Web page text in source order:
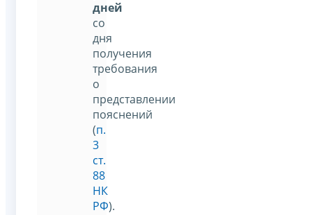
дней
со
дня
получения
требования
о
представлении
пояснений
(п.
3
ст.
88
НК
РФ).